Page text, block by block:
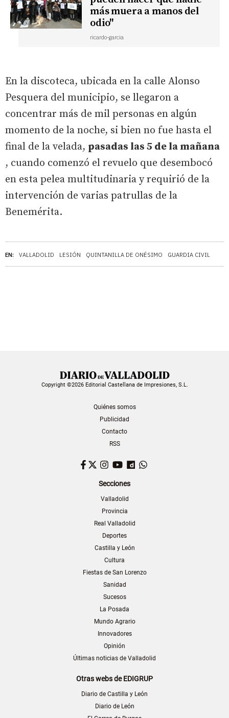
EN: VALLADOLID LESIÓN QUINTANILLA DE ONÉSIMO GUARDIA CIVIL
más muera a manos del
odio"
ricardo-garcia
En la discoteca, ubicada en la calle Alonso
Pesquera del municipio, se llegaron a
concentrar más de mil personas en algún
momento de la noche, si bien no fue hasta el
final de la velada, pasadas las 5 de la mañana
, cuando comenzó el revuelo que desembocó
en esta pelea multitudinaria y requirió de la
intervención de varias patrullas de la
Benemérita.
Copyright ©2026 Editorial Castellana de Impresiones, S.L.
Quiénes somos
Publicidad
Contacto
RSS
Facebook
TwitterInstagram
YouTubeDailymotion
Secciones
Valladolid
Provincia
Real Valladolid
Deportes
Castilla y León
Cultura
Fiestas de San Lorenzo
Sanidad
Sucesos
La Posada
Mundo Agrario
Innovadores
Opinión
Últimas noticias de Valladolid
Otras webs de EDIGRUP
Diario de Castilla y León
Diario de León